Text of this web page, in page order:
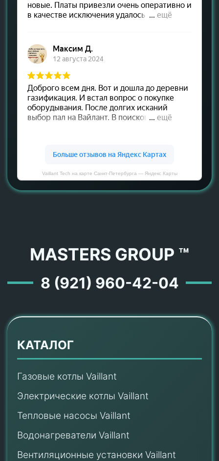
Vaillant Tech на карте Санкт‑Петербурга — Яндекс Карты
MASTERS GROUP ™
8 (921) 960-42-04
КАТАЛОГ
Газовые котлы Vaillant
Электрические котлы Vaillant
Тепловые насосы Vaillant
Водонагреватели Vaillant
Вентиляционные установки Vaillant